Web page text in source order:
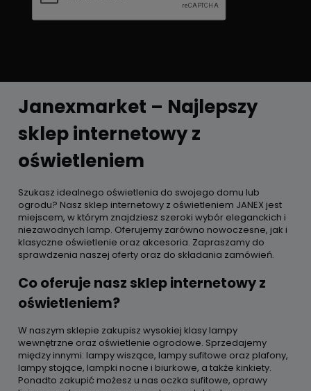
Janexmarket – Najlepszy
sklep internetowy z
oświetleniem
Szukasz idealnego oświetlenia do swojego domu lub
ogrodu? Nasz sklep internetowy z oświetleniem JANEX jest
miejscem, w którym znajdziesz szeroki wybór eleganckich i
niezawodnych lamp. Oferujemy zarówno nowoczesne, jak i
klasyczne oświetlenie oraz akcesoria. Zapraszamy do
sprawdzenia naszej oferty oraz do składania zamówień.
Co oferuje nasz sklep internetowy z
oświetleniem?
W naszym sklepie zakupisz wysokiej klasy lampy
wewnętrzne oraz oświetlenie ogrodowe. Sprzedajemy
między innymi: lampy wiszące, lampy sufitowe oraz plafony,
lampy stojące, lampki nocne i biurkowe, a także kinkiety.
Ponadto zakupić możesz u nas oczka sufitowe, oprawy